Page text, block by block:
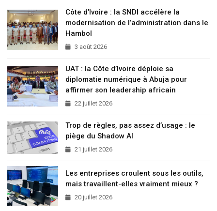
Côte d’Ivoire : la SNDI accélère la
modernisation de l’administration dans le
Hambol
3 août 2026
UAT : la Côte d’Ivoire déploie sa
diplomatie numérique à Abuja pour
affirmer son leadership africain
22 juillet 2026
Trop de règles, pas assez d’usage : le
piège du Shadow AI
21 juillet 2026
Les entreprises croulent sous les outils,
mais travaillent-elles vraiment mieux ?
20 juillet 2026